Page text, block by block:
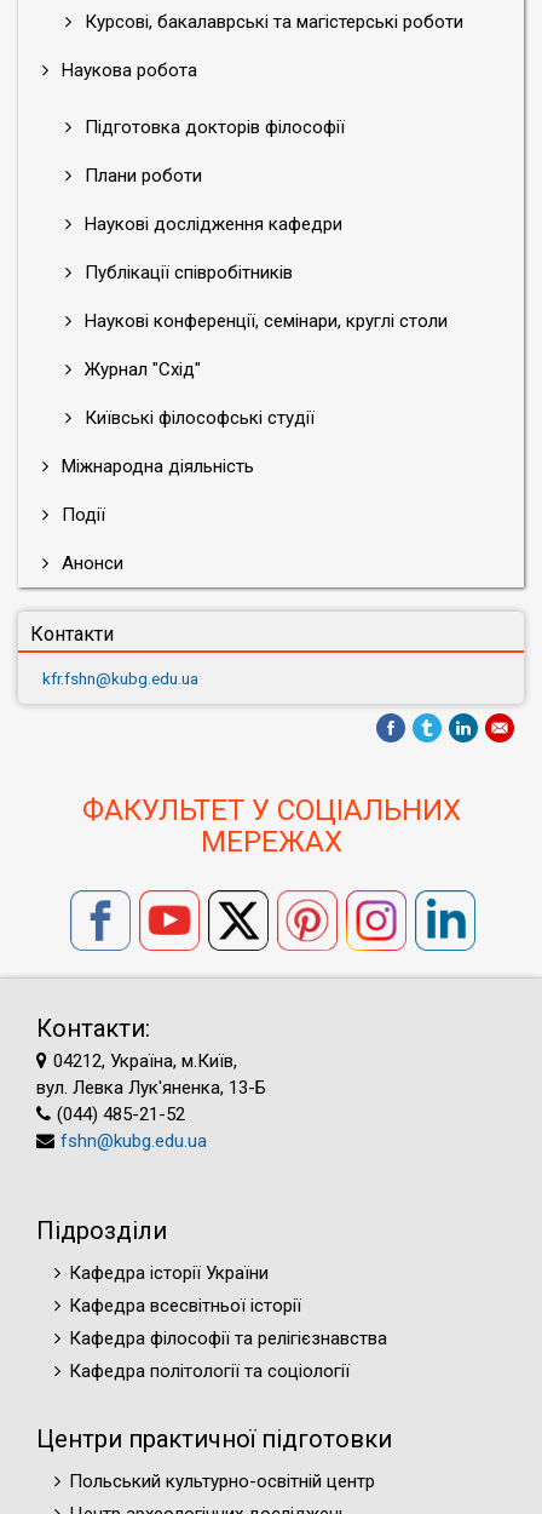
Курсові, бакалаврські та магістерські роботи
Наукова робота
Підготовка докторів філософії
Плани роботи
Наукові дослідження кафедри
Публікації співробітників
Наукові конференції, семінари, круглі столи
Журнал "Схід"
Київські філософські студії
Міжнародна діяльність
Події
Анонси
Контакти
kfr.fshn@kubg.edu.ua
ФАКУЛЬТЕТ У СОЦІАЛЬНИХ
МЕРЕЖАХ
Контакти:
04212, Україна, м.Київ,
вул. Левка Лук'яненка, 13-Б
(044) 485-21-52
fshn@kubg.edu.ua
Підрозділи
Кафедра історії України
Кафедра всесвітньої історії
Кафедра філософії та релігієзнавства
Кафедра політології та соціології
Центри практичної підготовки
Польський культурно-освітній центр